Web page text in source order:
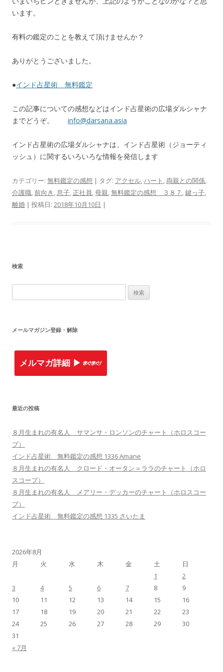
います。
有料の鑑定のことを教えて頂けませんか？
ありがとうございました。
●インド占星術 無料鑑定
この記事についての感想などはインド占星術の広場ダルシャナ
までどうぞ。 info@darsana.asia
インド占星術の広場ダルシャナは、インド占星術（ジョーティ
ッシュ）に関するいろいろな情報を発信します
カテゴリー: 無料鑑定の感想 | タグ: アクセル,ハート , 両親との関係,
介護職,前向き ,息子,正社員,母親,無料鑑定の感想 ３８７ ,鍵っ子,
離婚 | 投稿日: 2018年10月10日 |
検索
索
メールマガジン登録・解除
メルマガ詳細 ▶︎
最近の投稿
８月生まれの有名人 サマンサ・ロンソンのチャート（ホロスコー
プ）
インド占星術 無料鑑定の感想 1336 Amane
８月生まれの有名人 クロード・オータン＝ララのチャート（ホロ
スコープ）
８月生まれの有名人 メアリー・デッカーのチャート（ホロスコー
プ）
インド占星術 無料鑑定の感想 1335 さいたま
2026年8月
月
火 水 木 金 土 日
« 7月
1
2
3
4 5 6 7 8
9
10
11 12 13 14 15
16
17
18 19 20 21 22
23
24
25 26 27 28 29
30
31